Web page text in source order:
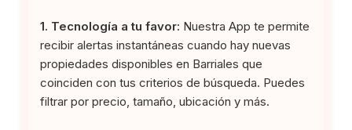
1. Tecnología a tu favor: Nuestra App te permite
recibir alertas instantáneas cuando hay nuevas
propiedades disponibles en Barriales que
coinciden con tus criterios de búsqueda. Puedes
filtrar por precio, tamaño, ubicación y más.